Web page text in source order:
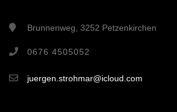
Brunnenweg, 3252 Petzenkirchen
0676 4505052
juergen.strohmar@icloud.com